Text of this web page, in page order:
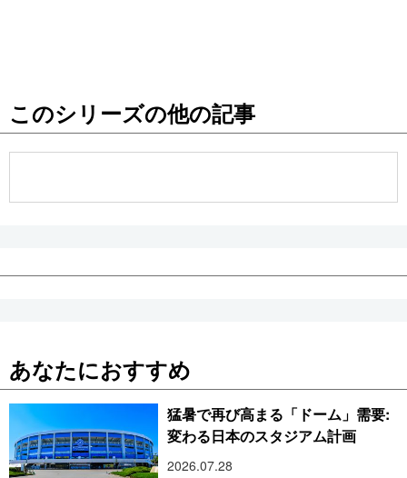
このシリーズの他の記事
あなたにおすすめ
猛暑で再び高まる「ドーム」需要:
変わる日本のスタジアム計画
2026.07.28